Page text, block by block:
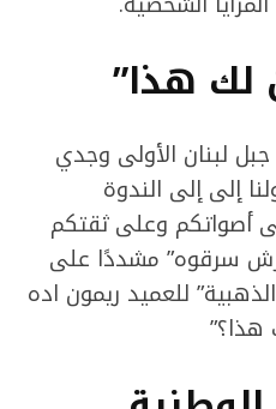
لك هذا”
لبنان الأولى وجدي
إلى إلى الندوة
أصواتكم وعلى ثقتكم
سرقوه” مشددًا على
للعميد ريمون اده
هذا؟”